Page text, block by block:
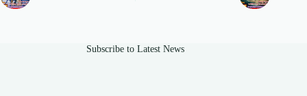
Subscribe to Latest News